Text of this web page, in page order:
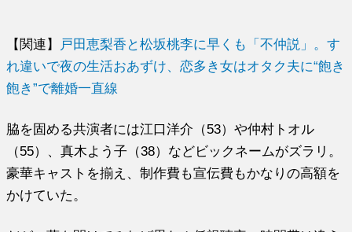
【関連】
戸田恵梨香と松坂桃李に早くも「不仲説」。す
れ違いで夜の生活おあずけ、恋多き女はオタク夫に“飽き
飽き”で離婚一直線
脇を固める共演者には江口洋介（53）や仲村トオル
（55）、真木よう子（38）などビックネームがズラリ。
豪華キャストを揃え、制作費も宣伝費もかなりの高額を
かけていた。